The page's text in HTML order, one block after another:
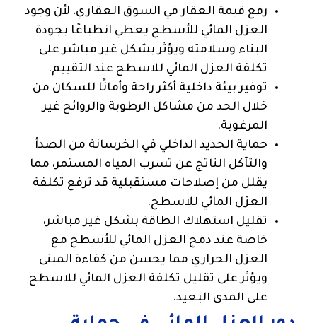
رفع قيمة العقار في السوق العقاري، لأن وجود
العزل المائي للأسطح يعطي انطباعًا بجودة
البناء وسلامته ويؤثر بشكل غير مباشر على
تكلفة العزل المائي للاسطح عند التقييم.
توفير بيئة داخلية أكثر راحة وأمانًا للسكان من
خلال الحد من مشاكل الرطوبة والروائح غير
المرغوبة.
حماية الحديد الداخلي في الخرسانة من الصدأ
والتآكل الناتج عن تسرب المياه المستمر، مما
يقلل من إصلاحات مستقبلية قد ترفع تكلفة
العزل المائي للاسطح.
تقليل استهلاك الطاقة بشكل غير مباشر،
خاصة عند دمج العزل المائي للأسطح مع
العزل الحراري مما يحسن من كفاءة المبنى
ويؤثر على تقليل تكلفة العزل المائي للاسطح
على المدى البعيد.